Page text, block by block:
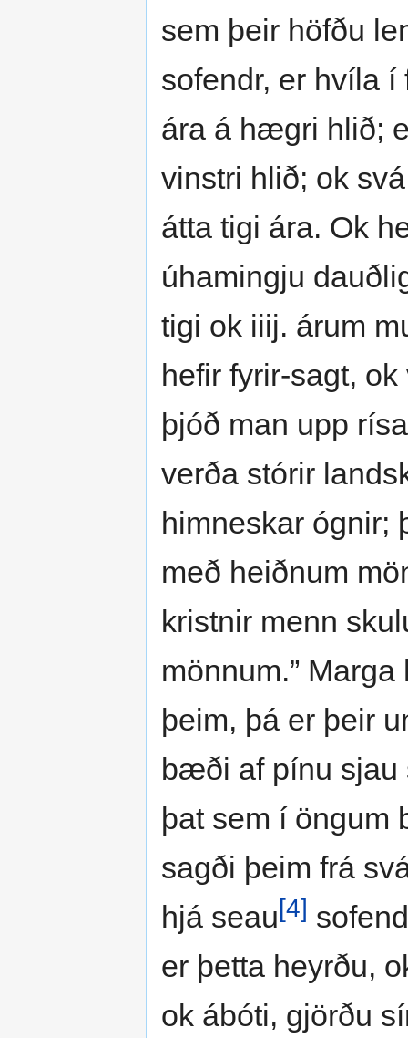
sem þeir höfðu
sofendr, er hvíla
ára á hægri hlið;
vinstri hlið; ok
átta tigi ára. Ok
úhamingju
tigi ok iiij. árum
hefir fyrir-sagt,
þjóð man upp
verða stórir
himneskar ógnir;
með heiðnum
kristnir menn
mönnum.”
þeim, þá er þeir
bæði af pínu sjau
þat sem í öngum
sagði þeim frá
hjá seau[4]
er þetta heyrðu,
ok ábóti, gjörðu